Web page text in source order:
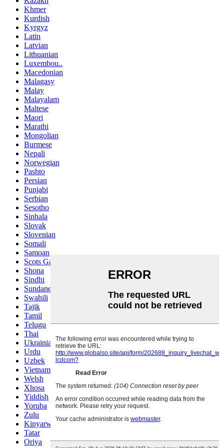
Khmer
Kurdish
Kyrgyz
Latin
Latvian
Lithuanian
Luxembou..
Macedonian
Malagasy
Malay
Malayalam
Maltese
Maori
Marathi
Mongolian
Burmese
Nepali
Norwegian
Pashto
Persian
Punjabi
Serbian
Sesotho
Sinhala
Slovak
Slovenian
Somali
Samoan
Scots Gaelic
Shona
Sindhi
Sundanese
Swahili
Tajik
Tamil
Telugu
Thai
Ukrainian
Urdu
Uzbek
Vietnamese
Welsh
Xhosa
Yiddish
Yoruba
Zulu
Kinyarwanda
Tatar
Oriya